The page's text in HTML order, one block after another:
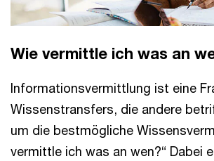
Wie vermittle ich was an
Informationsvermittlung ist eine
Wissenstransfers, die andere
um die bestmögliche
vermittle ich was an wen?“ Dabei